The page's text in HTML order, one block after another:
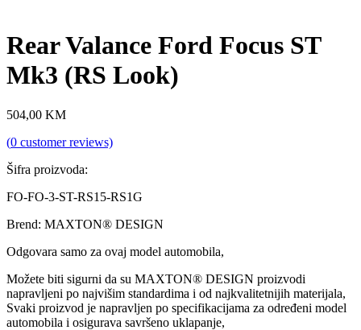
Rear Valance Ford Focus ST
Mk3 (RS Look)
504,00 KM
(0 customer reviews)
Šifra proizvoda:
FO-FO-3-ST-RS15-RS1G
Brend: MAXTON® DESIGN
Odgovara samo za ovaj model automobila,
Možete biti sigurni da su MAXTON® DESIGN proizvodi
napravljeni po najvišim standardima i od najkvalitetnijih materijala,
Svaki proizvod je napravljen po specifikacijama za određeni model
automobila i osigurava savršeno uklapanje,